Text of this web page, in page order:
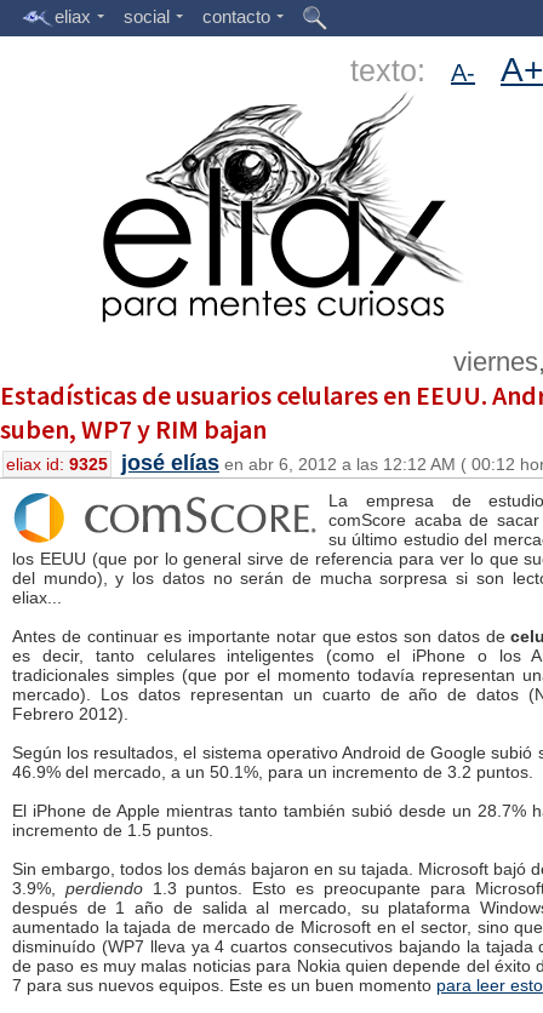
eliax social contacto
texto: A- A+
Estadísticas de usuarios celulares en EEUU.
suben, WP7 y RIM bajan
eliax id: 9325 josé elías en abr 6, 2012 a las 12:12 AM ( 00:12
La empresa de
comScore acaba de
su último estudio del
los EEUU (que por lo general sirve de referencia para ver lo que
del mundo), y los datos no serán de mucha sorpresa si son
eliax...
Antes de continuar es importante notar que estos son datos de
es decir, tanto celulares inteligentes (como el iPhone o los
tradicionales simples (que por el momento todavía representan
mercado). Los datos representan un cuarto de año de datos
Febrero 2012).
Según los resultados, el sistema operativo Android de Google subió
46.9% del mercado, a un 50.1%, para un incremento de 3.2 puntos.
El iPhone de Apple mientras tanto también subió desde un 28.7%
incremento de 1.5 puntos.
Sin embargo, todos los demás bajaron en su tajada. Microsoft bajó
3.9%, perdiendo1.3 puntos. Esto es preocupante para
después de 1 año de salida al mercado, su plataforma
aumentado la tajada de mercado de Microsoft en el sector, sino
disminuído (WP7 lleva ya 4 cuartos consecutivos bajando la tajada
de paso es muy malas noticias para Nokia quien depende del éxito
7 para sus nuevos equipos. Este es un buen momento para leer esto